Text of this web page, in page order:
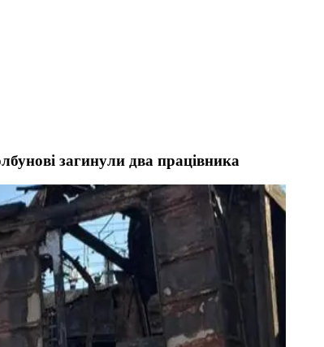
загинули два працівника